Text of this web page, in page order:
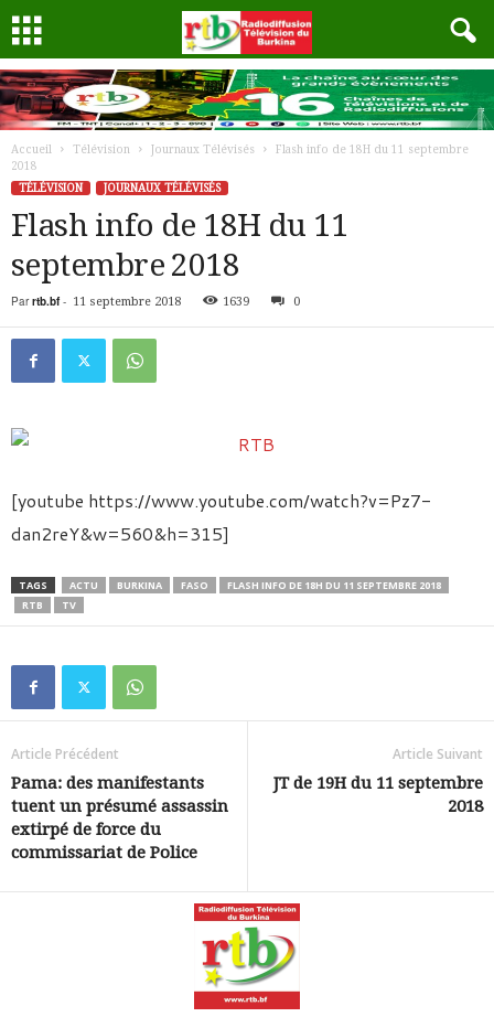
Accueil Télévision Journaux Télévisés
Flash info de 18H du 11 septembre
2018
TÉLÉVISION
JOURNAUX TÉLÉVISÉS
Flash info de 18H du 11
septembre 2018
Par rtb.bf- 11 septembre 2018 1639 0
[youtube https://www.youtube.com/watch?v=Pz7-
dan2reY&w=560&h=315]
TAGS ACTU BURKINA FASO
FLASH INFO DE 18H DU 11 SEPTEMBRE 2018
RTB
TV
Article Précédent
Pama: des manifestants
tuent un présumé assassin
extirpé de force du
commissariat de Police
Article Suivant
JT de 19H du 11 septembre
2018